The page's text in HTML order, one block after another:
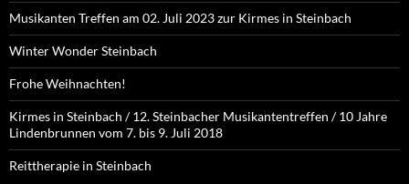
Musikanten Treffen am 02. Juli 2023 zur Kirmes in Steinbach
Winter Wonder Steinbach
Frohe Weihnachten!
Kirmes in Steinbach / 12. Steinbacher Musikantentreffen / 10 Jahre
Lindenbrunnen vom 7. bis 9. Juli 2018
Reittherapie in Steinbach